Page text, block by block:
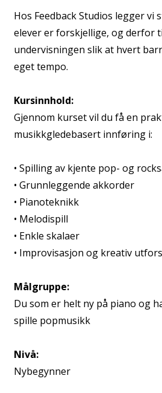
Hos Feedback Studios legger vi
elever er forskjellige, og derfor
undervisningen slik at hvert
eget tempo.
Kursinnhold:
Gjennom kurset vil du få en
musikkgledebasert innføring i:
• Spilling av kjente pop- og
• Grunnleggende akkorder
• Pianoteknikk
• Melodispill
• Enkle skalaer
• Improvisasjon og kreativ
Målgruppe:
Du som er helt ny på piano og
spille popmusikk
Nivå:
Nybegynner